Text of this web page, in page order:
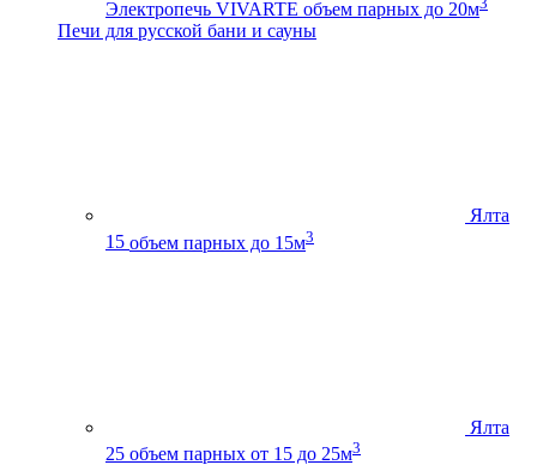
Электропечь VIVARTE объем парных до 20м
Печи для русской бани и сауны
Ялта
15 объем парных до 15м3
Ялта
25 объем парных от 15 до 25м3